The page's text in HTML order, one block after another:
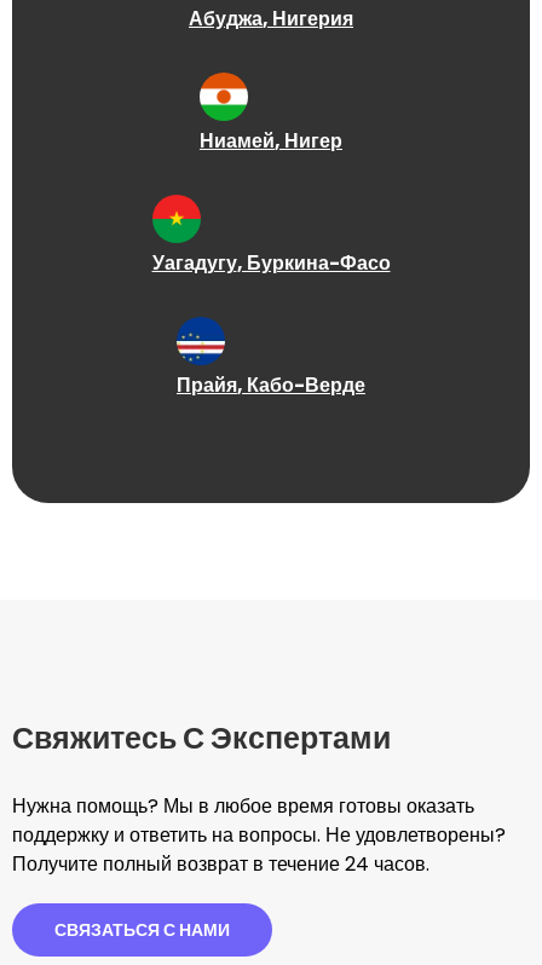
Абуджа, Нигерия
Ниамей, Нигер
Уагадугу, Буркина-Фасо
Прайя, Кабо-Верде
Свяжитесь С Экспертами
Нужна помощь? Мы в любое время готовы оказать
поддержку и ответить на вопросы. Не удовлетворены?
Получите полный возврат в течение 24 часов.
СВЯЗАТЬСЯ С НАМИ